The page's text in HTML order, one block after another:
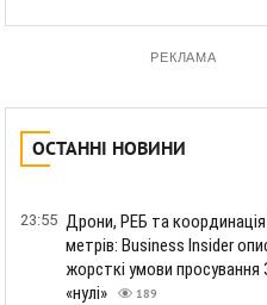
РЕКЛАМА
ОСТАННІ НОВИНИ
23:55 Дрони, РЕБ та координація
метрів: Business Insider
жорсткі умови просування
«нулі»
189